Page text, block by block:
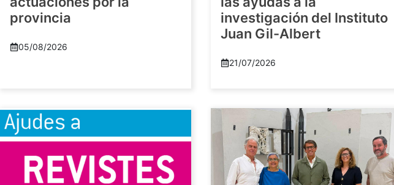
provincia
05/08/2026
investigación del Instituto
Juan Gil-Albert
21/07/2026